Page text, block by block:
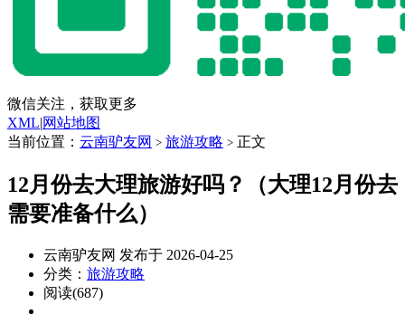
微信关注，获取更多
XML|网站地图
当前位置： 云南驴友网 > 旅游攻略 > 正文
12月份去大理旅游好吗？（大理12月份去
需要准备什么）
云南驴友网 发布于 2026-04-25
分类： 旅游攻略
阅读(687)